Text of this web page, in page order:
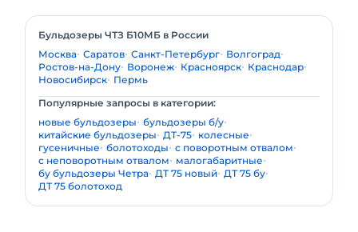
Бульдозеры ЧТЗ Б10МБ в России
Москва Саратов Санкт-Петербург Волгоград
Ростов-на-Дону Воронеж Красноярск Краснодар
Новосибирск Пермь
Популярные запросы в категории:
новые бульдозеры бульдозеры б/у
китайские бульдозеры ДТ-75 колесные
гусеничные болотоходы с поворотным отвалом
с неповоротным отвалом
малогабаритные
бу бульдозеры Четра ДТ 75 новый ДТ 75 бу
ДТ 75 болотоход